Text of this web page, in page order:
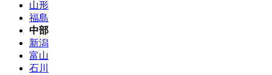
山形
福島
中部
新潟
富山
石川